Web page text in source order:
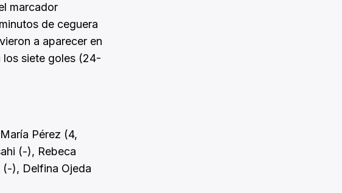
marcador
de ceguera
a aparecer en
los siete goles (24-
Pérez (4,
(-), Rebeca
(-), Delfina Ojeda